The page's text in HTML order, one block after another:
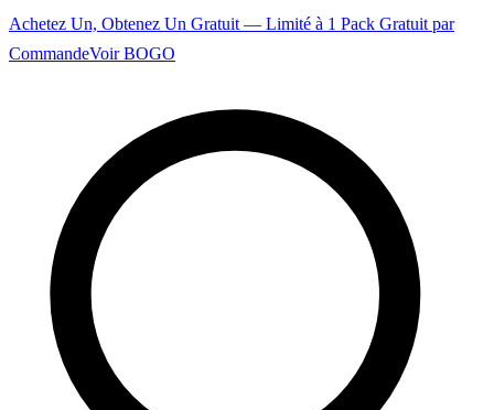
Achetez Un, Obtenez Un Gratuit — Limité à 1 Pack Gratuit par
CommandeVoir BOGO